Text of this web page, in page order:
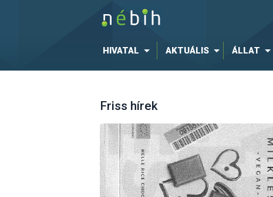
HIVATAL AKTUÁLIS ÁLLAT
Friss hírek